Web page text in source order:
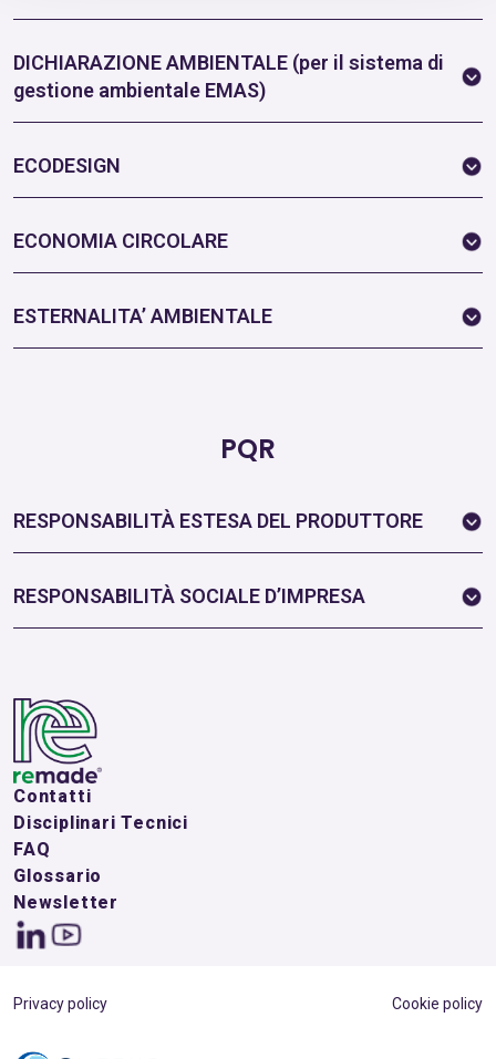
DICHIARAZIONE AMBIENTALE (per il sistema di
gestione ambientale EMAS)
ECODESIGN
ECONOMIA CIRCOLARE
ESTERNALITA’ AMBIENTALE
PQR
RESPONSABILITÀ ESTESA DEL PRODUTTORE
RESPONSABILITÀ SOCIALE D’IMPRESA
Contatti
Disciplinari Tecnici
FAQ
Glossario
Newsletter
Privacy policy Cookie policy